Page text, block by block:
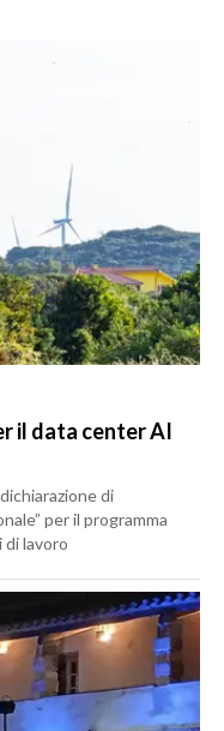
il data center AI
di
per il programma
di lavoro